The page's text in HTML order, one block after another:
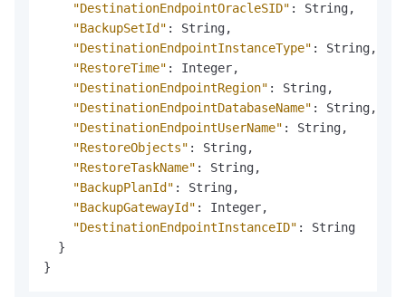
"DestinationEndpointOracleSID" : String,
"BackupSetId" : String,
"DestinationEndpointInstanceType" : String,
"RestoreTime" : Integer,
"DestinationEndpointRegion" : String,
"DestinationEndpointDatabaseName" : String,
"DestinationEndpointUserName" : String,
"RestoreObjects" : String,
"RestoreTaskName" : String,
"BackupPlanId" : String,
"BackupGatewayId" : Integer,
"DestinationEndpointInstanceID" :
String
}
}